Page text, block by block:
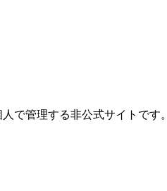
で管理する非公式サイトです。